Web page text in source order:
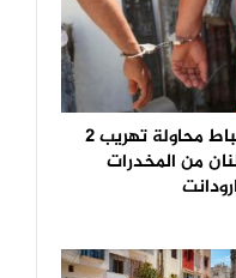
احباط محاولة تهريب 2
من المخدرات